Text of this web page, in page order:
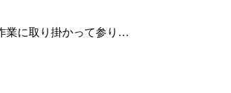
に取り掛かって参り…